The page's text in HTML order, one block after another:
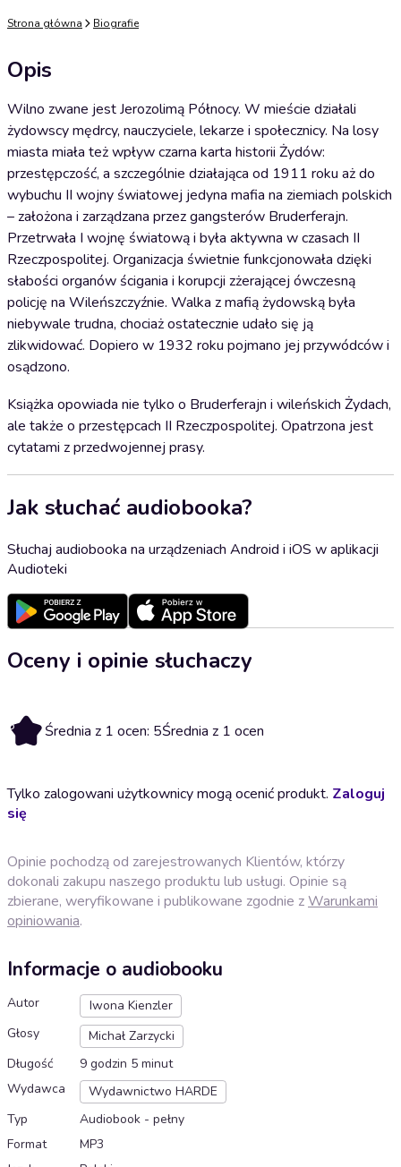
Strona główna Biografie
Opis
Wilno zwane jest Jerozolimą Północy. W mieście działali
żydowscy mędrcy, nauczyciele, lekarze i społecznicy. Na losy
miasta miała też wpływ czarna karta historii Żydów:
przestępczość, a szczególnie działająca od 1911 roku aż do
wybuchu II wojny światowej jedyna mafia na ziemiach polskich
– założona i zarządzana przez gangsterów Bruderferajn.
Przetrwała I wojnę światową i była aktywna w czasach II
Rzeczpospolitej. Organizacja świetnie funkcjonowała dzięki
słabości organów ścigania i korupcji zżerającej ówczesną
policję na Wileńszczyźnie. Walka z mafią żydowską była
niebywale trudna, chociaż ostatecznie udało się ją
zlikwidować. Dopiero w 1932 roku pojmano jej przywódców i
osądzono.
Książka opowiada nie tylko o Bruderferajn i wileńskich Żydach,
ale także o przestępcach II Rzeczpospolitej. Opatrzona jest
cytatami z przedwojennej prasy.
Jak słuchać audiobooka?
Słuchaj audiobooka na urządzeniach Android i iOS w aplikacji
Audioteki
Oceny i opinie słuchaczy
5 Średnia z 1 ocen: 5Średnia z 1 ocen
Tylko zalogowani użytkownicy mogą ocenić produkt. Zaloguj
się
Opinie pochodzą od zarejestrowanych Klientów, którzy
dokonali zakupu naszego produktu lub usługi. Opinie są
zbierane, weryfikowane i publikowane zgodnie zWarunkami
opiniowania.
Informacje o audiobooku
Autor
Iwona Kienzler
Głosy
Michał Zarzycki
Długość
9 godzin 5 minut
Wydawca
Wydawnictwo HARDE
Typ
Audiobook - pełny
Format
MP3